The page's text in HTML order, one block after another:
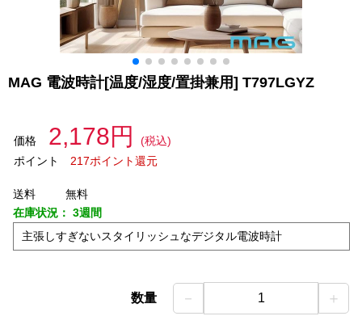
MAG 電波時計[温度/湿度/置掛兼用] T797LGYZ
価格 2,178円
(税込)
ポイント
217ポイント還元
送料
無料
在庫状況： 3週間
主張しすぎないスタイリッシュなデジタル電波時計
数量 － 1 ＋